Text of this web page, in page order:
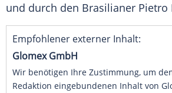
und durch den Brasilianer Pietro
Empfohlener externer Inhalt:
Glomex GmbH
Wir benötigen Ihre Zustimmung, um
Redaktion eingebundenen Inhalt von